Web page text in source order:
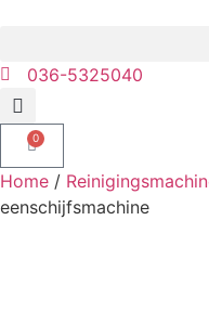
036-5325040
0
Home /
eenschijfsmachine